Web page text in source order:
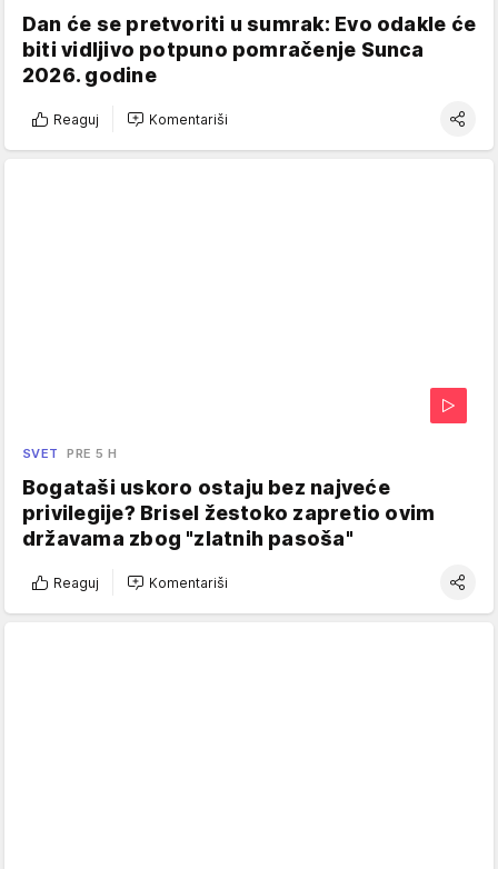
Dan će se pretvoriti u sumrak: Evo odakle će
biti vidljivo potpuno pomračenje Sunca
2026. godine
Reaguj Komentariši
SVET PRE 5 H
Bogataši uskoro ostaju bez najveće
privilegije? Brisel žestoko zapretio ovim
državama zbog "zlatnih pasoša"
Reaguj Komentariši